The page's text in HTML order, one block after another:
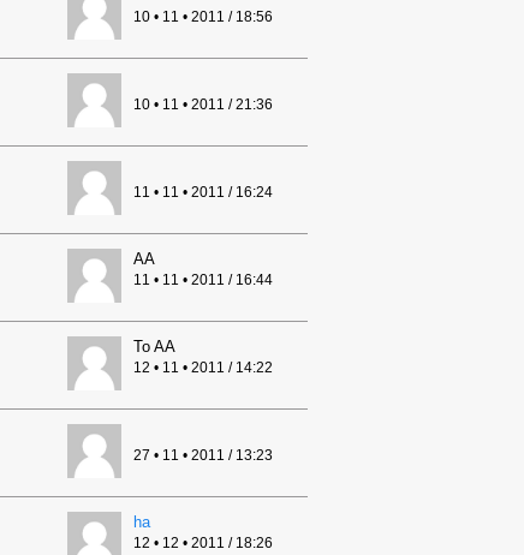
10 • 11 • 2011 / 18:56
10 • 11 • 2011 / 21:36
11 • 11 • 2011 / 16:24
AA
11 • 11 • 2011 / 16:44
To AA
12 • 11 • 2011 / 14:22
27 • 11 • 2011 / 13:23
ha
12 • 12 • 2011 / 18:26